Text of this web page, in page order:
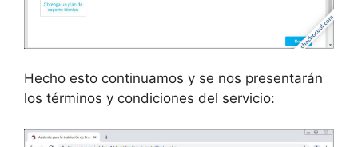
Hecho esto continuamos y se nos presentarán
los términos y condiciones del servicio: